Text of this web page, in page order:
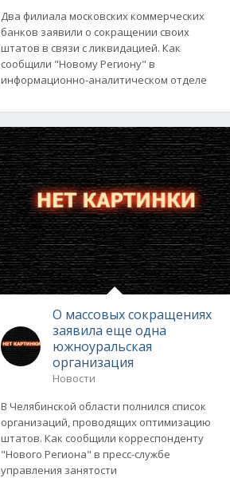
Два филиала московских коммерческих
банков заявили о сокращении своих
штатов в связи с ликвидацией. Как
сообщили "Новому Региону" в
информационно-аналитическом отделе
О массовых сокращениях
заявила еще одна
южноуральская
организация
Новости
В Челябинской области полнился список
организаций, проводящих оптимизацию
штатов. Как сообщили корреспонденту
"Нового Региона" в пресс-службе
управления занятости